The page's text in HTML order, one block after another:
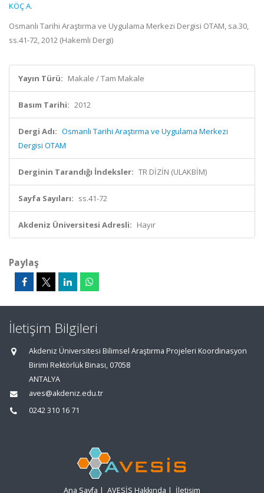
KÖÇ A.
Osmanlı Tarihi Araştırma ve Uygulama Merkezi Dergisi OTAM, sa.30,
ss.41-72, 2012 (Hakemli Dergi)
Yayın Türü: Makale / Tam Makale
Basım Tarihi: 2012
Dergi Adı: Osmanlı Tarihi Araştırma ve Uygulama Merkezi
Dergisi OTAM
Derginin Tarandığı İndeksler: TR DİZİN (ULAKBİM)
Sayfa Sayıları: ss.41-72
Akdeniz Üniversitesi Adresli: Hayır
Paylaş
İletişim Bilgileri
Akdeniz Üniversitesi Bilimsel Araştırma Projeleri Koordinasyon
Birimi Rektörlük Binası, 07058
ANTALYA
aves@akdeniz.edu.tr
0242 310 16 71
Ana Sayfa | AVESİS Hakkında | İletişim